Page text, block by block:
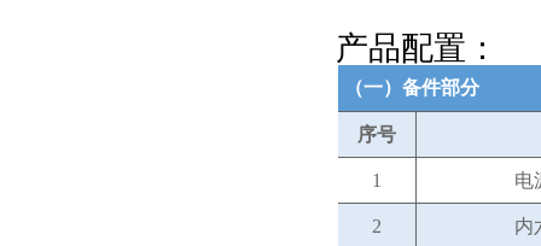
产品配置：
（一）备件部分
序号
1 电
2 内